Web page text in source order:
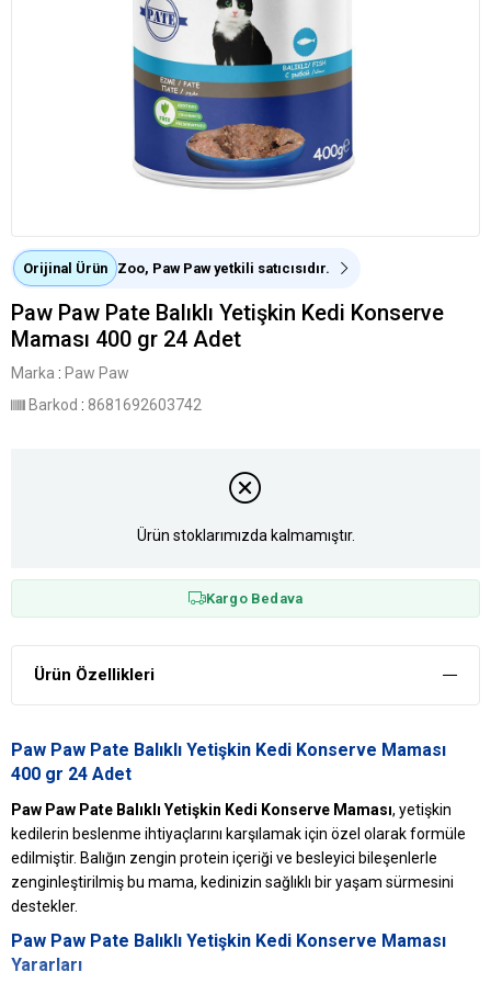
Orijinal Ürün Zoo, Paw Paw yetkili satıcısıdır.
Paw Paw Pate Balıklı Yetişkin Kedi Konserve
Maması 400 gr 24 Adet
Marka : Paw Paw
Barkod : 8681692603742
Ürün stoklarımızda kalmamıştır.
Kargo Bedava
Ürün Özellikleri
Paw Paw Pate Balıklı Yetişkin Kedi Konserve Maması
400 gr 24 Adet
Paw Paw Pate Balıklı Yetişkin Kedi Konserve Maması, yetişkin
kedilerin beslenme ihtiyaçlarını karşılamak için özel olarak formüle
edilmiştir. Balığın zengin protein içeriği ve besleyici bileşenlerle
zenginleştirilmiş bu mama, kedinizin sağlıklı bir yaşam sürmesini
destekler.
Paw Paw Pate Balıklı Yetişkin Kedi Konserve Maması
Yararları